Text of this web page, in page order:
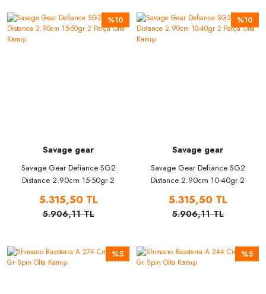
%10
Savage gear
Savage Gear Defiance SG2
Distance 2.90cm 15-50gr 2
5.315,50 TL
5.906,11 TL
%10
Savage gear
Savage Gear Defiance SG2
Distance 2.90cm 10-40gr 2
5.315,50 TL
5.906,11 TL
%5 %5